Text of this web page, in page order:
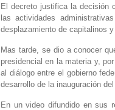
El decreto justifica la decisión
las actividades
desplazamiento de capitalinos
Mas tarde, se dio a conocer
presidencial en la materia y,
al diálogo entre el gobierno
desarrollo de la inauguración
En un video difundido en sus